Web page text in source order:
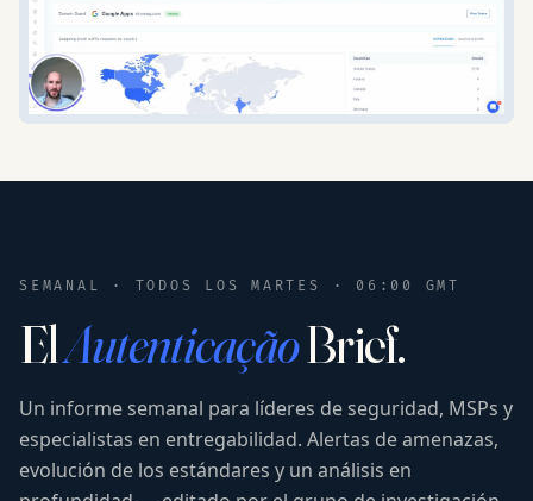
SEMANAL · TODOS LOS MARTES · 06:00 GMT
ElAutenticaçãoBrief.
Un informe semanal para líderes de seguridad, MSPs y
especialistas en entregabilidad. Alertas de amenazas,
evolución de los estándares y un análisis en